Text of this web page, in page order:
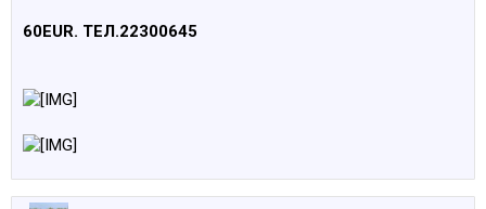
60EUR. ТЕЛ.22300645